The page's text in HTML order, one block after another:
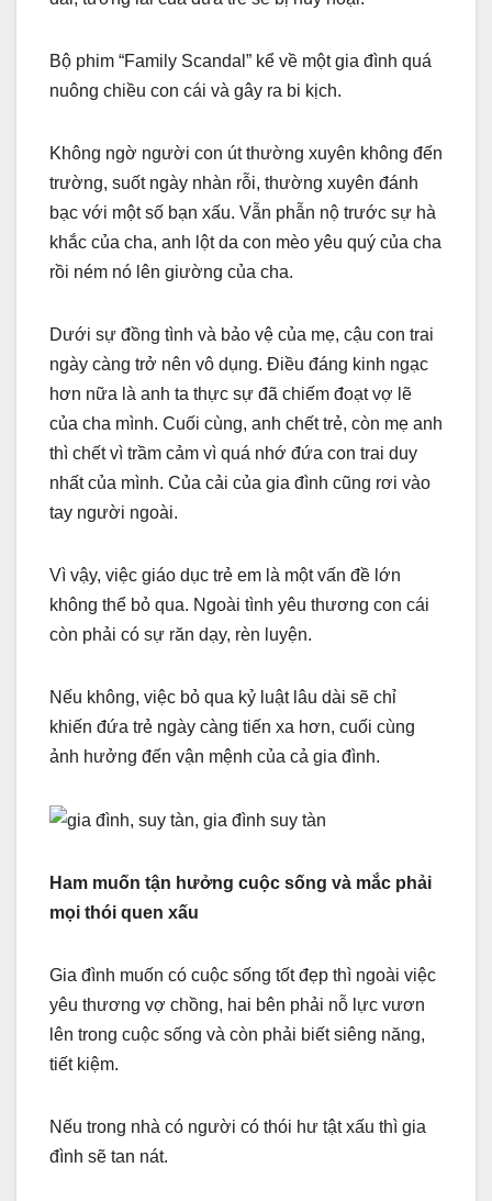
Bộ phim “Family Scandal” kể về một gia đình quá
nuông chiều con cái và gây ra bi kịch.
Không ngờ người con út thường xuyên không đến
trường, suốt ngày nhàn rỗi, thường xuyên đánh
bạc với một số bạn xấu. Vẫn phẫn nộ trước sự hà
khắc của cha, anh lột da con mèo yêu quý của cha
rồi ném nó lên giường của cha.
Dưới sự đồng tình và bảo vệ của mẹ, cậu con trai
ngày càng trở nên vô dụng. Điều đáng kinh ngạc
hơn nữa là anh ta thực sự đã chiếm đoạt vợ lẽ
của cha mình. Cuối cùng, anh chết trẻ, còn mẹ anh
thì chết vì trầm cảm vì quá nhớ đứa con trai duy
nhất của mình. Của cải của gia đình cũng rơi vào
tay người ngoài.
Vì vậy, việc giáo dục trẻ em là một vấn đề lớn
không thể bỏ qua. Ngoài tình yêu thương con cái
còn phải có sự răn dạy, rèn luyện.
Nếu không, việc bỏ qua kỷ luật lâu dài sẽ chỉ
khiến đứa trẻ ngày càng tiến xa hơn, cuối cùng
ảnh hưởng đến vận mệnh của cả gia đình.
Ham muốn tận hưởng cuộc sống và mắc phải
mọi thói quen xấu
Gia đình muốn có cuộc sống tốt đẹp thì ngoài việc
yêu thương vợ chồng, hai bên phải nỗ lực vươn
lên trong cuộc sống và còn phải biết siêng năng,
tiết kiệm.
Nếu trong nhà có người có thói hư tật xấu thì gia
đình sẽ tan nát.